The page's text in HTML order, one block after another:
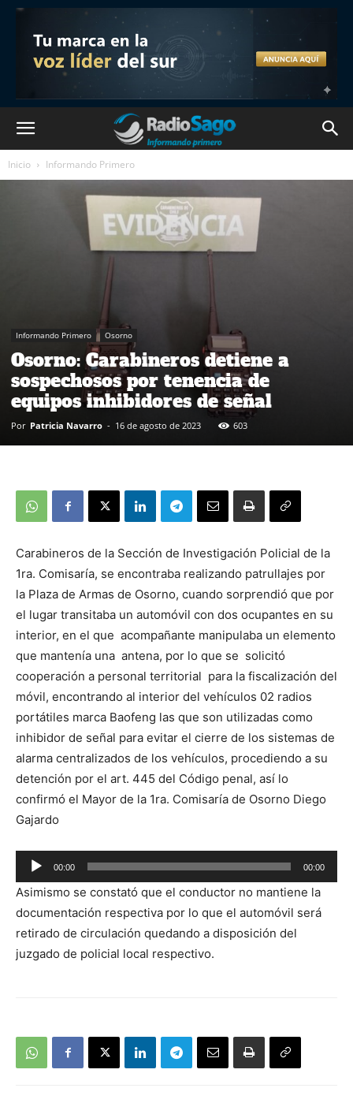
Inicio Informando Primero
Informando Primero Osorno
Osorno: Carabineros detiene a
sospechosos por tenencia de
equipos inhibidores de señal
Por Patricia Navarro - 16 de agosto de 2023 603
Carabineros de la Sección de Investigación Policial de la
1ra. Comisaría, se encontraba realizando patrullajes por
la Plaza de Armas de Osorno, cuando sorprendió que por
el lugar transitaba un automóvil con dos ocupantes en su
interior, en el que acompañante manipulaba un elemento
que mantenía una antena, por lo que se solicitó
cooperación a personal territorial para la fiscalización del
móvil, encontrando al interior del vehículos 02 radios
portátiles marca Baofeng las que son utilizadas como
inhibidor de señal para evitar el cierre de los sistemas de
alarma centralizados de los vehículos, procediendo a su
detención por el art. 445 del Código penal, así lo
confirmó el Mayor de la 1ra. Comisaría de Osorno Diego
Gajardo
Reproductor
de
audio
00:00 00:00
Asimismo se constató que el conductor no mantiene la
documentación respectiva por lo que el automóvil será
retirado de circulación quedando a disposición del
juzgado de policial local respectivo.